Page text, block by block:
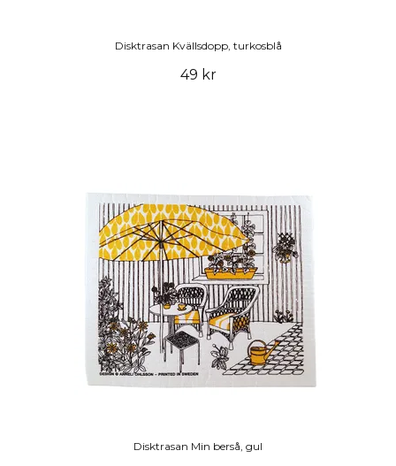
Disktrasan Kvällsdopp, turkosblå
49 kr
Disktrasan Min berså, gul